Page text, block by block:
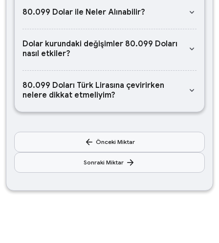
80.099 Dolar ile Neler Alınabilir? keyboard_arrow_down
Dolar kurundaki değişimler 80.099 Doları
nasıl etkiler?
keyboard_arrow_down
80.099 Doları Türk Lirasına çevirirken
nelere dikkat etmeliyim?
keyboard_arrow_down
arrow_back Önceki Miktar
Sonraki Miktar arrow_forward